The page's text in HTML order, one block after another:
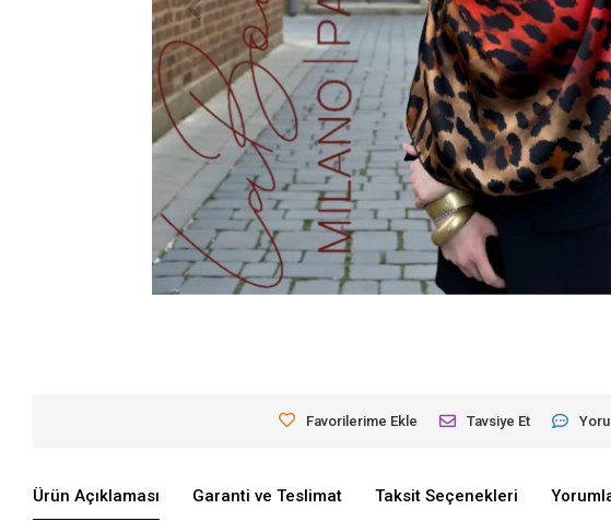
Favorilerime Ekle Tavsiye Et
Ürün Açıklaması Garanti ve Teslimat Taksit Seçenekleri